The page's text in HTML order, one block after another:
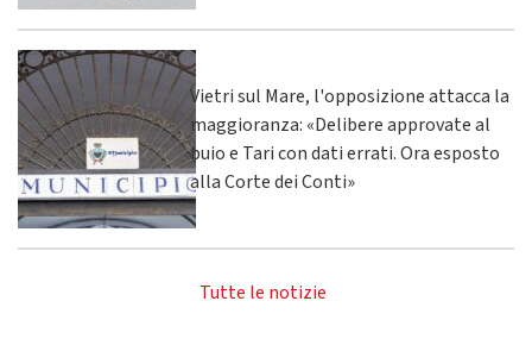
Vietri sul Mare, l'opposizione attacca la
maggioranza: «Delibere approvate al
buio e Tari con dati errati. Ora esposto
alla Corte dei Conti»
Tutte le notizie